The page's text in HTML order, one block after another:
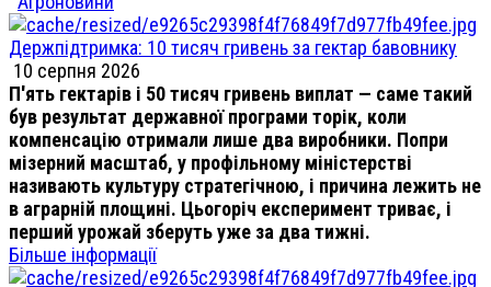
Держпідтримка: 10 тисяч гривень за гектар бавовнику
10 серпня 2026
П'ять гектарів і 50 тисяч гривень виплат — саме такий
був результат державної програми торік, коли
компенсацію отримали лише два виробники. Попри
мізерний масштаб, у профільному міністерстві
називають культуру стратегічною, і причина лежить не
в аграрній площині. Цьогоріч експеримент триває, і
перший урожай зберуть уже за два тижні.
Більше інформації